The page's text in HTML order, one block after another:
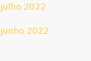
julho 2022
junho 2022